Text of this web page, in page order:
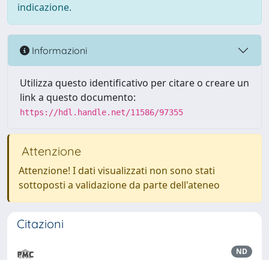
indicazione.
Informazioni
Utilizza questo identificativo per citare o creare un
link a questo documento:
https://hdl.handle.net/11586/97355
Attenzione
Attenzione! I dati visualizzati non sono stati
sottoposti a validazione da parte dell'ateneo
Citazioni
ND